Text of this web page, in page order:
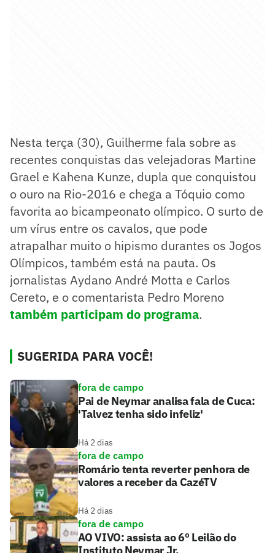
Nesta terça (30), Guilherme fala sobre as
recentes conquistas das velejadoras Martine
Grael e Kahena Kunze, dupla que conquistou
o ouro na Rio-2016 e chega a Tóquio como
favorita ao bicampeonato olímpico. O surto de
um vírus entre os cavalos, que pode
atrapalhar muito o hipismo durantes os Jogos
Olímpicos, também está na pauta. Os
jornalistas Aydano André Motta e Carlos
Cereto, e o comentarista Pedro Moreno
também participam do programa.
SUGERIDA PARA VOCÊ!
fora de campo
Pai de Neymar analisa fala de Cuca:
'Talvez tenha sido infeliz'
Há 2 dias
fora de campo
Romário tenta reverter penhora de
valores a receber da CazéTV
Há 2 dias
fora de campo
AO VIVO: assista ao 6º Leilão do